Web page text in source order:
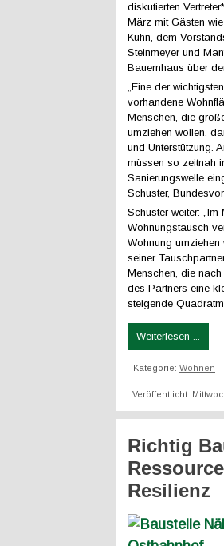
diskutierten
März mit Gästen
Kühn, dem
Steinmeyer und
Bauernhaus über
„Eine der
vorhandene
Menschen, die
umziehen wollen,
und Unterstützung.
müssen so zeitnah
Sanierungswelle
Schuster,
Schuster weiter:
Wohnungstausch
Wohnung
seiner
Menschen, die
des Partners eine
steigende
Weiterlesen ...
Kategorie: Wohnen
Veröffentlicht:
Richtig
Resilienz